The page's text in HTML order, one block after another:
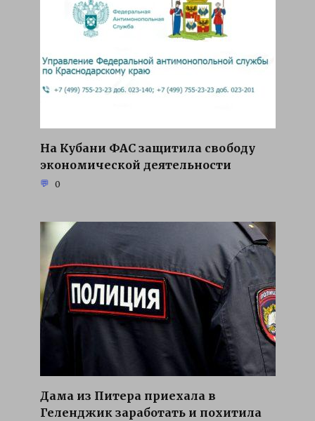
На Кубани ФАС защитила свободу
экономической деятельности
0
Дама из Питера приехала в
Геленджик заработать и похитила